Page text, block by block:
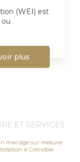
(WEI) est
plus
ET SERVICES
mariage sur mesure
à Grenoble